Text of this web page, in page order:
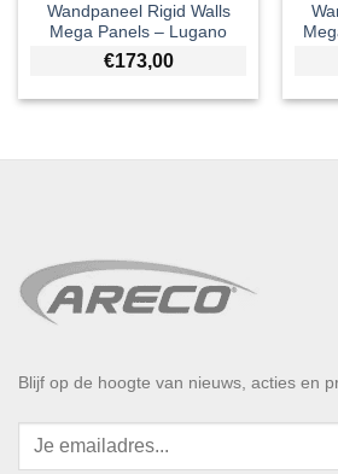
Wandpaneel Rigid Walls
Mega Panels – Lugano
€173,00
Blijf op de hoogte van nieuws, acties en